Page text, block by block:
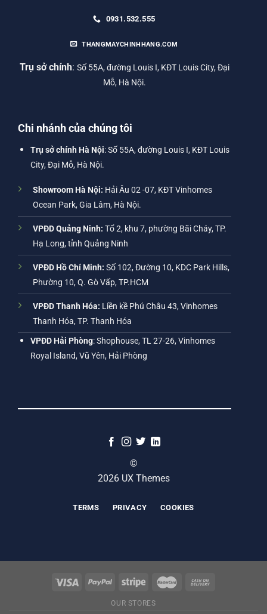
0931.532.555
THANGMAYCHINHHANG.COM
Trụ sở chính: Số 55A, đường Louis I, KĐT Louis City, Đại
Mỗ, Hà Nội.
Chi nhánh của chúng tôi
Trụ sở chính Hà Nội: Số 55A, đường Louis I, KĐT Louis
City, Đại Mỗ, Hà Nội.
Showroom Hà Nội: Hải Âu 02 -07, KĐT Vinhomes
Ocean Park, Gia Lâm, Hà Nội.
VPĐD Quảng Ninh: Tổ 2, khu 7, phường Bãi Cháy, TP.
Hạ Long, tỉnh Quảng Ninh
VPĐD Hồ Chí Minh: Số 102, Đường 10, KDC Park Hills,
Phường 10, Q. Gò Vấp, TP.HCM
VPĐD Thanh Hóa: Liền kề Phú Châu 43, Vinhomes
Thanh Hóa, TP. Thanh Hóa
VPĐD Hải Phòng: Shophouse, TL 27-26, Vinhomes
Royal Island, Vũ Yên, Hải Phòng
©
2026 UX Themes
TERMS PRIVACY COOKIES
OUR STORES